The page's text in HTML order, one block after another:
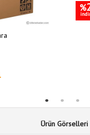
%
Ürün Görselleri